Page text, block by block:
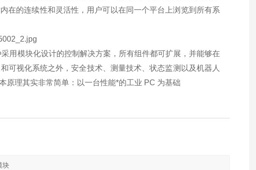
在的连续性和灵活性，用户可以在同一个平台上浏览到所有系
用模块化设计的控制解决方案，所有组件都可扩展，并能够在
可视化系统之外，安全技术、测量技术、状态监测以及机器人
原理其实非常简单：以一台性能*的工业 PC 为基础